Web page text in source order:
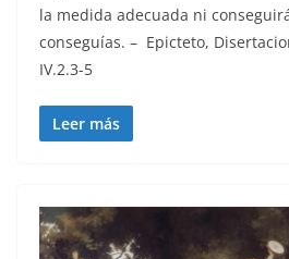
la medida adecuada ni
conseguías. – Epicteto,
IV.2.3-5
Leer más